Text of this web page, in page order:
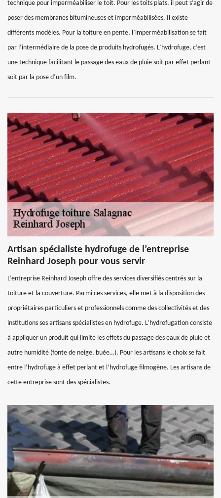
technique pour imperméabiliser le toit. Pour les toits plats, il peut s’agir de
poser des membranes bitumineuses et imperméabilisées. Il existe
différents modèles. Pour la toiture en pente, l’imperméabilisation se fait
par l’intermédiaire de la pose de produits hydrofugés. L’hydrofuge, c’est
une technique facilitant le passage des eaux de pluie soit par effet perlant
soit par la pose d’un film.
Artisan spécialiste hydrofuge de l’entreprise
Reinhard Joseph pour vous servir
L’entreprise Reinhard Joseph offre des services diversifiés centrés sur la
toiture et la couverture. Parmi ces services, elle met à la disposition des
propriétaires particuliers et professionnels comme des collectivités et des
institutions ses artisans spécialistes en hydrofuge. L’hydrofugation consiste
à appliquer un produit qui limite les effets du passage des eaux de pluie et
autre humidité (fonte de neige, buée…). Pour les artisans le choix se fait
entre l’hydrofuge à effet perlant et l’hydrofuge filmogène. Les artisans de
cette entreprise sont des spécialistes.